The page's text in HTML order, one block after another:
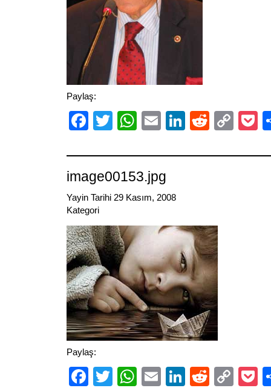
Paylaş:
Facebook
TwitterWhatsApp
EmailLinkedIn
Reddit
image00153.jpg
Yayin Tarihi 29 Kasım, 2008
Kategori
Paylaş:
Facebook
TwitterWhatsApp
EmailLinkedIn
Reddit